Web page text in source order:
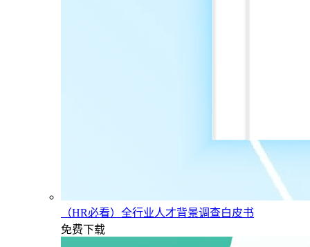
（HR必看）全行业人才背景调查白皮书
免费下载